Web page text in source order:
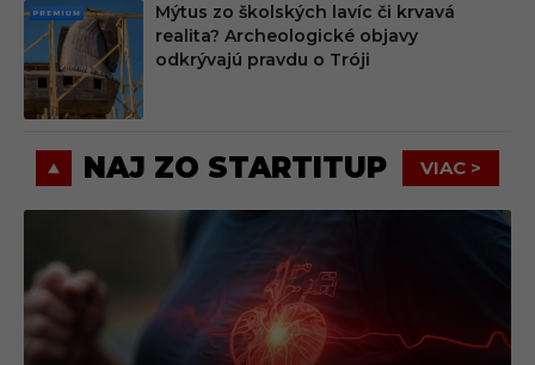
PRE
MIU
M
Mýtus zo školských lavíc či krvavá
realita? Archeologické objavy
odkrývajú pravdu o Tróji
NAJ ZO STARTITUP VIAC >